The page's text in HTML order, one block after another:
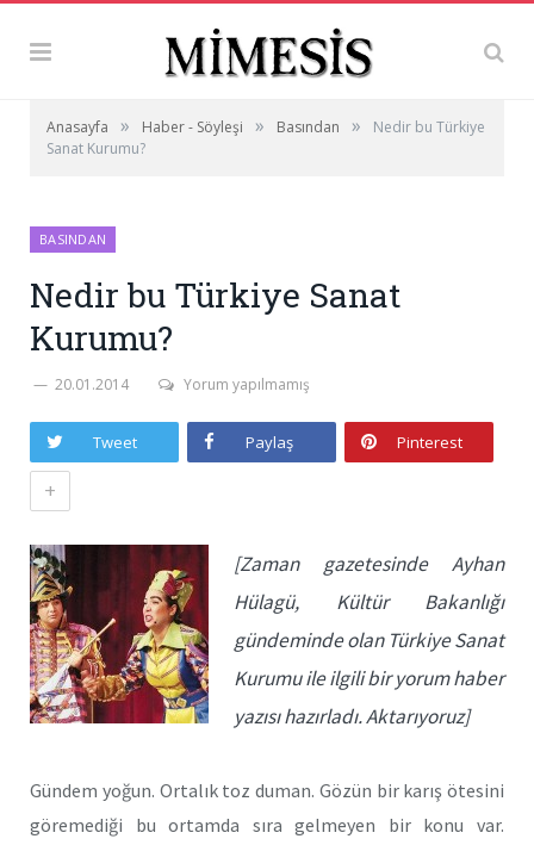
Anasayfa » Haber - Söyleşi » Basından »
Nedir bu Türkiye
Sanat Kurumu?
BASINDAN
Nedir bu Türkiye Sanat
Kurumu?
20.01.2014 Yorum yapılmamış
Tweet Paylaş Pinterest
+
[Zaman gazetesinde Ayhan
Hülagü, Kültür Bakanlığı
gündeminde olan Türkiye Sanat
Kurumu ile ilgili bir yorum haber
yazısı hazırladı. Aktarıyoruz]
Gündem yoğun. Ortalık toz duman. Gözün bir karış ötesini
göremediği bu ortamda sıra gelmeyen bir konu var.